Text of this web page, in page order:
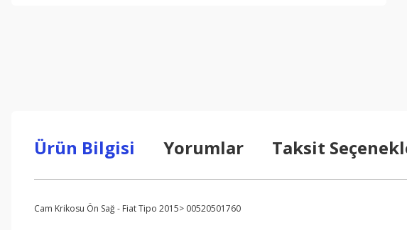
Ürün Bilgisi Yorumlar Taksit
Cam Krikosu Ön Sağ - Fiat Tipo 2015> 00520501760